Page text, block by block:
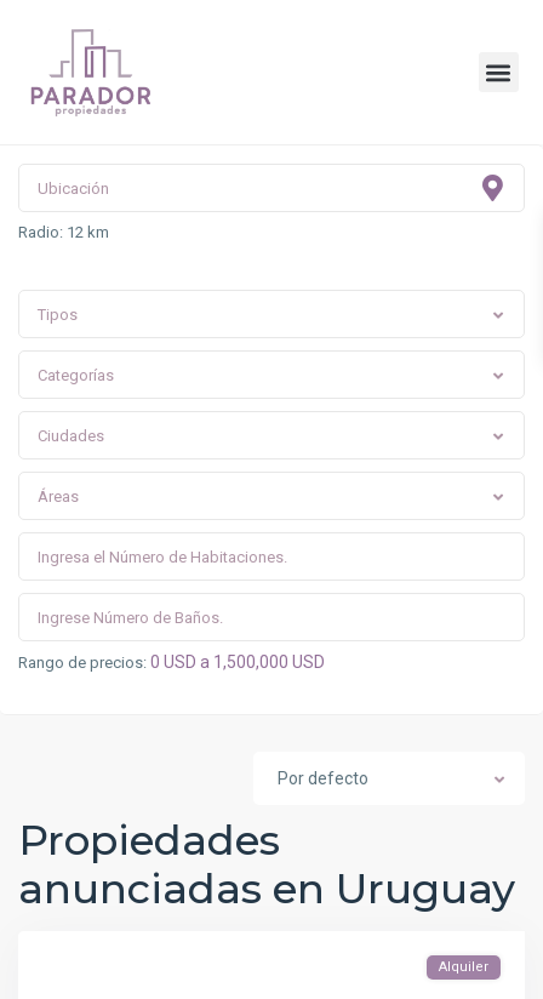
Radio: 12 km
Tipos
Categorías
Ciudades
Áreas
Rango de precios: 0 USD a 1,500,000 USD
Por defecto
Propiedades
anunciadas en Uruguay
Alquiler